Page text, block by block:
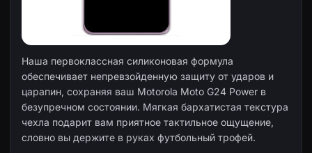
Наша первоклассная силиконовая формула
обеспечивает непревзойденную защиту от ударов и
царапин, сохраняя ваш Motorola Moto G24 Power в
безупречном состоянии. Мягкая бархатистая текстура
чехла подарит вам приятное тактильное ощущение,
словно вы держите в руках футбольный трофей.